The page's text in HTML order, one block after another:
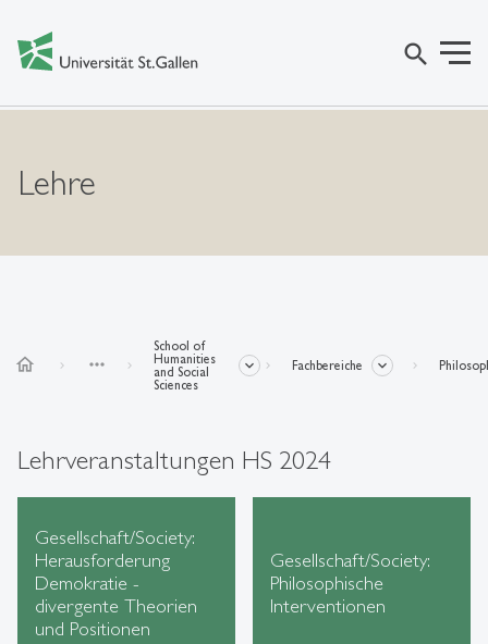
search
Lehre
home more_horiz
School of
Humanities
and Social
Sciences
Fachbereiche
Lehrveranstaltungen HS 2024
Gesellschaft/Society:
Herausforderung
Demokratie -
divergente Theorien
und Positionen
Gesellschaft/Society:
Philosophische
Interventionen